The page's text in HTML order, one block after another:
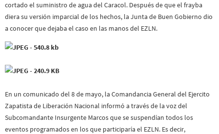
cortado el suministro de agua del Caracol. Después de que el frayba
diera su versión imparcial de los hechos, la Junta de Buen Gobierno dio
a conocer que dejaba el caso en las manos del EZLN.
En un comunicado del 8 de mayo, la Comandancia General del Ejercito
Zapatista de Liberación Nacional informó a través de la voz del
Subcomandante Insurgente Marcos que se suspendían todos los
eventos programados en los que participaría el EZLN. Es decir,